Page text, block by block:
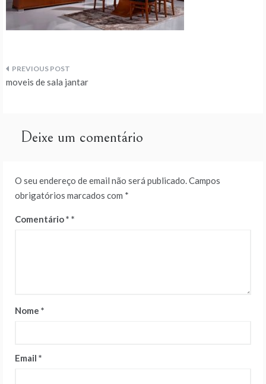
Navegação
artigos
moveis de sala jantar
Deixe um comentário
O seu endereço de email não será publicado.Campos
obrigatórios marcados com *
Comentário*
Nome *
Email *